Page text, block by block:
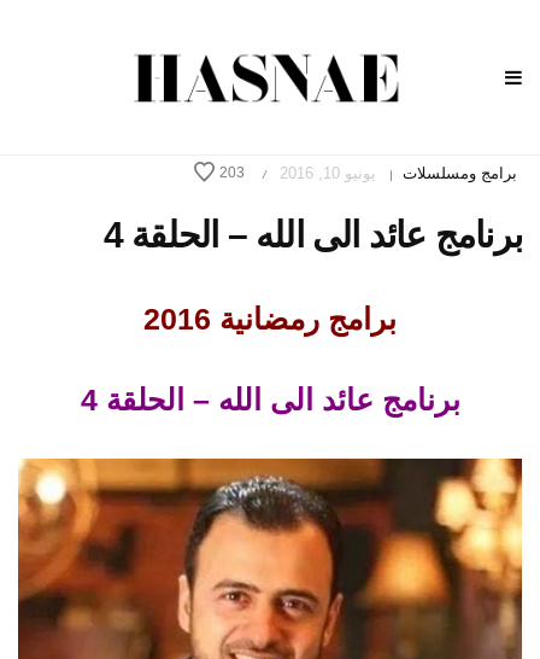
برامج ومسلسلات | يونيو 10, 2016 /
203
برنامج عائد الى الله – الحلقة 4
برامج رمضانية 2016
برنامج عائد الى الله – الحلقة 4